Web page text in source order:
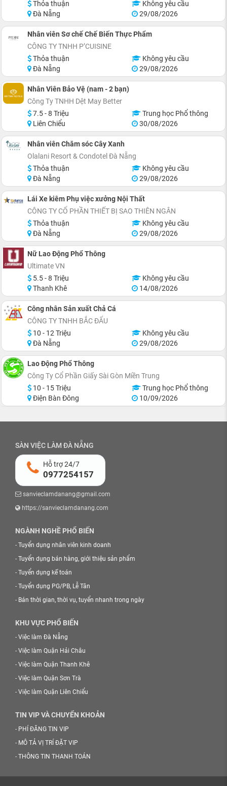
Thỏa thuận
Không yêu cầu
Đà Nẵng
29/08/2026
Nhân viên Sơ chế Chế Biến Thực Phẩm
CÔNG TY TNHH P’CUISINE
Thỏa thuận
Không yêu cầu
Đà Nẵng
29/08/2026
Nhân Viên Bảo Vệ (nam - 2 bạn)
Công Ty TNHH Dệt May Better
7.5 - 8 Triệu
Trung học Phổ thông
Liên Chiểu
30/08/2026
Nhân viên Chăm sóc Cây Xanh
Olalani Resort & Condotel Đà Nẵng
Thỏa thuận
Không yêu cầu
Đà Nẵng
29/08/2026
Lái Xe kiêm Phụ việc xưởng Nội Thất
CÔNG TY CỔ PHẦN THIẾT BỊ SAO THIÊN NGÂN
Thỏa thuận
Không yêu cầu
Đà Nẵng
29/08/2026
Nữ Lao Động Phổ Thông
Ultimate VN
5.5 - 8 Triệu
Không yêu cầu
Thanh Khê
14/08/2026
Công nhân Sản xuất Chả Cá
CÔNG TY TNHH BẮC ĐẨU
10 - 12 Triệu
Không yêu cầu
Đà Nẵng
29/08/2026
Lao Động Phổ Thông
Công Ty Cổ Phần Giấy Sài Gòn Miền Trung
10 - 15 Triệu
Trung học Phổ thông
Điện Bàn Đông
10/09/2026
SÀN VIỆC LÀM ĐÀ NẴNG
Hỗ trợ 24/7
0977254157
sanvieclamdanang@gmail.com
https://sanvieclamdanang.com
NGÀNH NGHỀ PHỔ BIẾN
- Tuyển dụng nhân viên kinh doanh
- Tuyển dụng bán hàng, giới thiệu sản phẩm
- Tuyển dụng kế toán
- Tuyển dụng PG/PB, Lễ Tân
- Bán thời gian, thời vụ, tuyển nhanh trong ngày
KHU VỰC PHỔ BIẾN
- Việc làm Đà Nẵng
- Việc làm Quận Hải Châu
- Việc làm Quận Thanh Khê
- Việc làm Quận Sơn Trà
- Việc làm Quận Liên Chiểu
TIN VIP VÀ CHUYỂN KHOẢN
- PHÍ ĐĂNG TIN VIP
- MÔ TẢ VỊ TRÍ ĐẶT VIP
- THÔNG TIN THANH TOÁN